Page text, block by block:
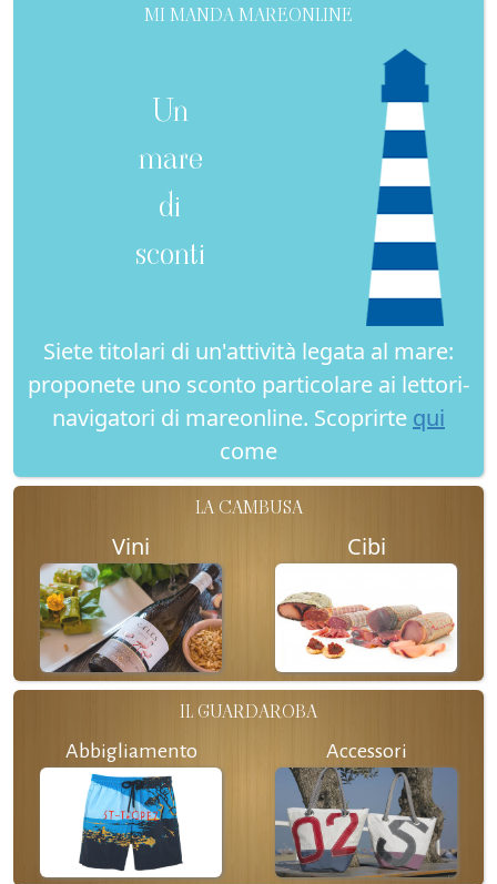
MI MANDA MAREONLINE
Un
mare
di
sconti
Siete titolari di un'attività legata al mare:
proponete uno sconto particolare ai lettori-
navigatori di mareonline. Scoprirte qui
come
LA CAMBUSA
Vini Cibi
IL GUARDAROBA
Abbigliamento Accessori